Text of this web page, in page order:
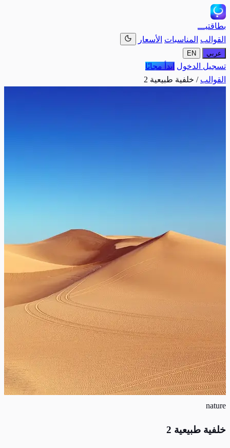
بطاقتيـــ
القوالب المناسبات الأسعار
عربي EN
تسجيل الدخول ابدأ مجانًا
القوالب / خلفية طبيعية 2
nature
خلفية طبيعية 2